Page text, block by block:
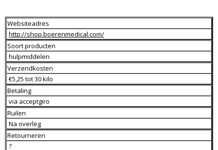
Websiteadres
http://shop.boerenmedical.com/
Soort producten
hulpmiddelen
Verzendkosten
€5,25 tot 30 kilo
Betaling
via acceptgiro
Ruilen
Na overleg
Retourneren
?